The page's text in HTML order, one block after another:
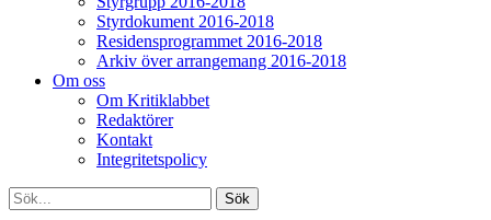
Styrdokument 2016-2018
Residensprogrammet 2016-2018
Arkiv över arrangemang 2016-2018
Om oss
Om Kritiklabbet
Redaktörer
Kontakt
Integritetspolicy